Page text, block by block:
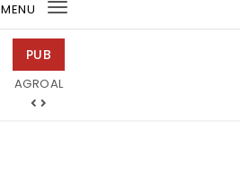
MENU
Toggle
PUB
Tintas 2000